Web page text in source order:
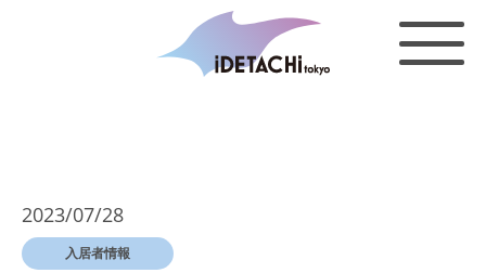
2023/07/28
入居者情報